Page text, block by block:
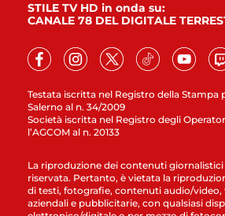
Testata iscritta nel Registro della Stampa
Salerno al n. 34/2009
Società iscritta nel Registro degli
l’AGCOM al n. 20133
STILE TV HD in onda su:
CANALE 78 DEL DIGITALE
La riproduzione dei contenuti giornalistici
riservata. Pertanto, è vietata la
di testi, fotografie, contenuti audio/
aziendali e pubblicitarie, con qualsiasi